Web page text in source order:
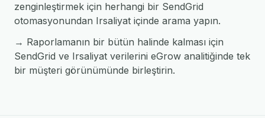
zenginleştirmek için herhangi bir SendGrid
otomasyonundan Irsaliyat içinde arama yapın.
→ Raporlamanın bir bütün halinde kalması için
SendGrid ve Irsaliyat verilerini eGrow analitiğinde tek
bir müşteri görünümünde birleştirin.